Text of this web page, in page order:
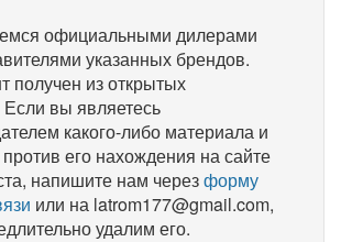
официальными дилерами
указанных брендов.
получен из открытых
Если вы являетесь
какого-либо материала и
его нахождения на сайте
напишите нам черезформу
или на latrom177@gmail.com,
удалим его.